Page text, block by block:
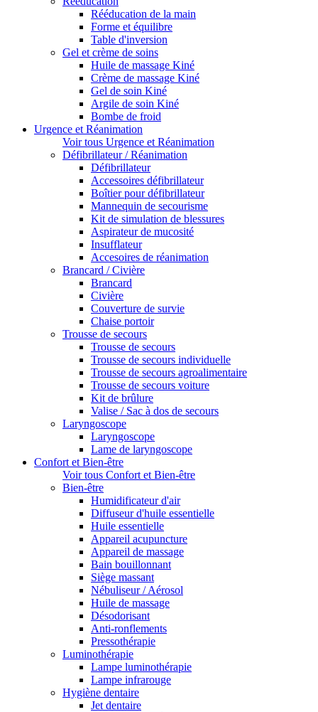
Rééducation de la main
Forme et équilibre
Table d'inversion
Gel et crème de soins
Huile de massage Kiné
Crème de massage Kiné
Gel de soin Kiné
Argile de soin Kiné
Bombe de froid
Urgence et Réanimation
Voir tous Urgence et Réanimation
Défibrillateur / Réanimation
Défibrillateur
Accessoires défibrillateur
Boîtier pour défibrillateur
Mannequin de secourisme
Kit de simulation de blessures
Aspirateur de mucosité
Insufflateur
Accesoires de réanimation
Brancard / Civière
Brancard
Civière
Couverture de survie
Chaise portoir
Trousse de secours
Trousse de secours
Trousse de secours individuelle
Trousse de secours agroalimentaire
Trousse de secours voiture
Kit de brûlure
Valise / Sac à dos de secours
Laryngoscope
Laryngoscope
Lame de laryngoscope
Confort et Bien-être
Voir tous Confort et Bien-être
Bien-être
Humidificateur d'air
Diffuseur d'huile essentielle
Huile essentielle
Appareil acupuncture
Appareil de massage
Bain bouillonnant
Siège massant
Nébuliseur / Aérosol
Huile de massage
Désodorisant
Anti-ronflements
Pressothérapie
Luminothérapie
Lampe luminothérapie
Lampe infrarouge
Hygiène dentaire
Jet dentaire